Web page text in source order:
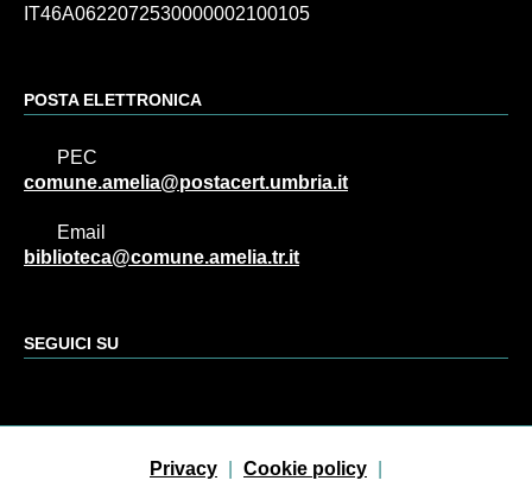
IT46A0622072530000002100105
POSTA ELETTRONICA
PEC
comune.amelia@postacert.umbria.it
Email
biblioteca@comune.amelia.tr.it
SEGUICI SU
Sezione Link Utili
Privacy Cookie policy